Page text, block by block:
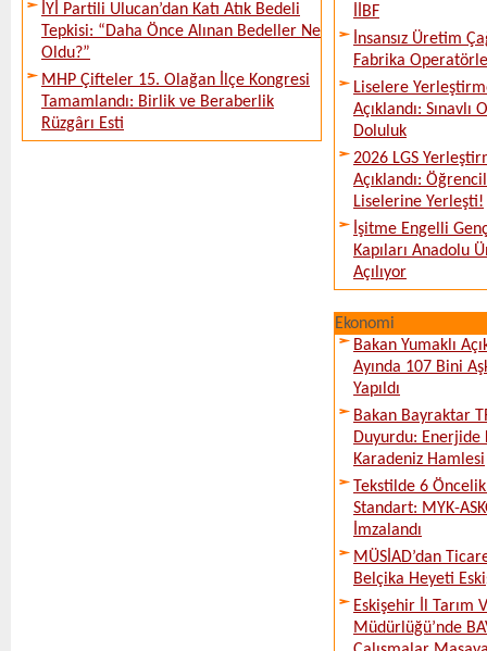
İYİ Partili Ulucan’dan Katı Atık Bedeli
Tepkisi: “Daha Önce Alınan Bedeller Ne
Oldu?”
MHP Çifteler 15. Olağan İlçe Kongresi
Tamamlandı: Birlik ve Beraberlik
Rüzgârı Esti
İİBF
İnsansız Üretim
Fabrika
Liselere
Açıklandı:
Doluluk
2026 LGS
Açıklandı:
Liselerine Yerleşti!
İşitme Engelli
Kapıları Anadolu
Açılıyor
Ekonomi
Bakan Yumaklı
Ayında 107 Bini
Yapıldı
Bakan Bayraktar
Duyurdu: Enerjide
Karadeniz Hamlesi
Tekstilde 6
Standart: MYK-
İmzalandı
MÜSİAD’dan
Belçika Heyeti
Eskişehir İl Tarım
Müdürlüğü’nde